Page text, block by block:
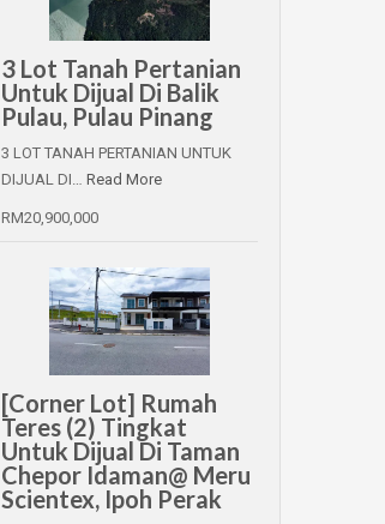
3 Lot Tanah Pertanian
Untuk Dijual Di Balik
Pulau, Pulau Pinang
3 LOT TANAH PERTANIAN UNTUK
DIJUAL DI… Read More
RM20,900,000
[Corner Lot] Rumah
Teres (2) Tingkat
Untuk Dijual Di Taman
Chepor Idaman@ Meru
Scientex, Ipoh Perak